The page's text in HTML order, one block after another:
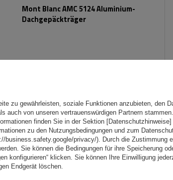
Mont Blanc AMC 5124 Aluminium-
Dachgepäckträger
zu gewährleisten, soziale Funktionen anzubieten, den
auch von unseren vertrauenswürdigen Partnern
finden Sie in der Sektion [Datenschutzhinweise]
zu den Nutzungsbedingungen und zum
privacy/). Durch die Zustimmung
Sie können die Bedingungen für ihre Speicherung
konfigurieren“ klicken. Sie können Ihre Einwilligung
Endgerät löschen.